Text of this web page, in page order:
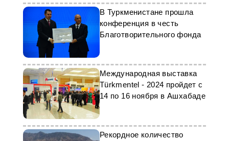
В Туркменистане прошла
конференция в честь
Благотворительного фонда
Международная выставка
Türkmentel - 2024 пройдет с
14 по 16 ноября в Ашхабаде
Рекордное количество